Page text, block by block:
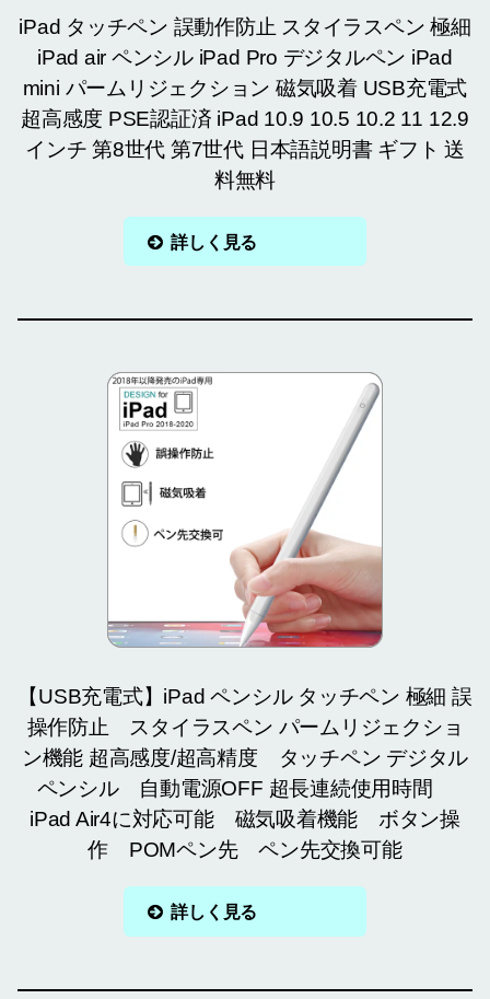
iPad タッチペン 誤動作防止 スタイラスペン 極細
iPad air ペンシル iPad Pro デジタルペン iPad
mini パームリジェクション 磁気吸着 USB充電式
超高感度 PSE認証済 iPad 10.9 10.5 10.2 11 12.9
インチ 第8世代 第7世代 日本語説明書 ギフト 送
料無料
詳しく見る
【USB充電式】iPad ペンシル タッチペン 極細 誤
操作防止 スタイラスペン パームリジェクショ
ン機能 超高感度/超高精度 タッチペン デジタル
ペンシル 自動電源OFF 超長連続使用時間
iPad Air4に対応可能 磁気吸着機能 ボタン操
作 POMペン先 ペン先交換可能
詳しく見る